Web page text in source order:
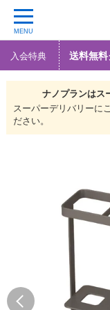
MENU
入会特典 送料無
ナノプランはス
スーパーデリバリーに
ださい。